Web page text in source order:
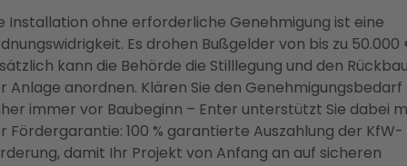
Installation ohne erforderliche Genehmigung ist eine
Es drohen Bußgelder von bis zu 50.000
kann die Behörde die Stilllegung und den
Anlage anordnen. Klären Sie den Genehmigungsbedarf
immer vor Baubeginn – Enter unterstützt Sie dabei
Fördergarantie: 100 % garantierte Auszahlung der KfW-
damit Ihr Projekt von Anfang an auf sicheren